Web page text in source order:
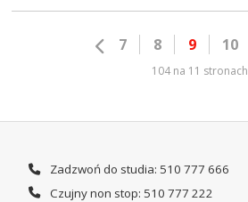
7 8 9 10
104 na 11 stronach
Zadzwoń do studia: 510 777 666
Czujny non stop: 510 777 222